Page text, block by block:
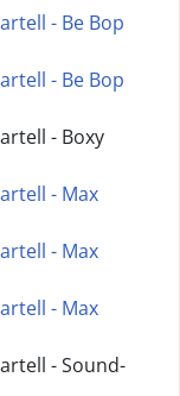
- Be Bop
- Be Bop
- Boxy
- Max
- Max
- Max
- Sound-